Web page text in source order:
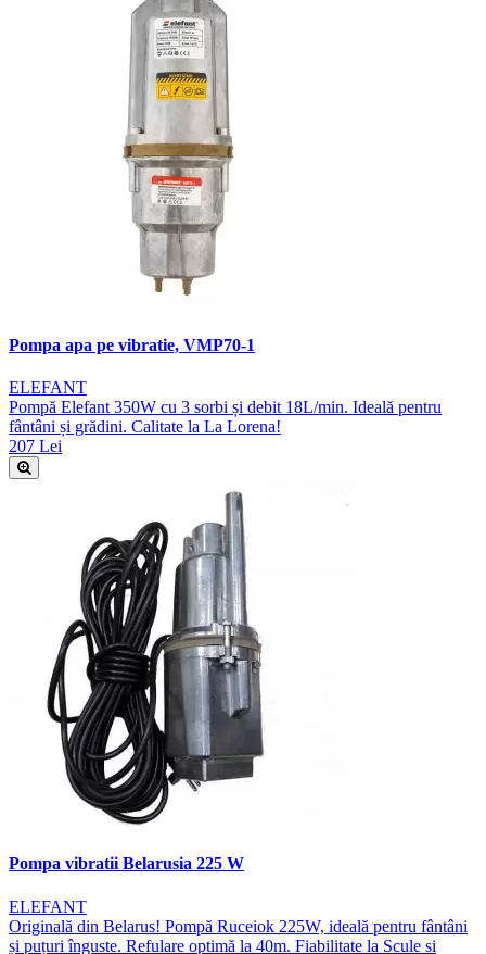
Pompa apa pe vibratie, VMP70-1
ELEFANT
Pompă Elefant 350W cu 3 sorbi și debit 18L/min. Ideală pentru
fântâni și grădini. Calitate la La Lorena!
207 Lei
Pompa vibratii Belarusia 225 W
ELEFANT
Originală din Belarus! Pompă Ruceiok 225W, ideală pentru fântâni
și puțuri înguste. Refulare optimă la 40m. Fiabilitate la Scule si